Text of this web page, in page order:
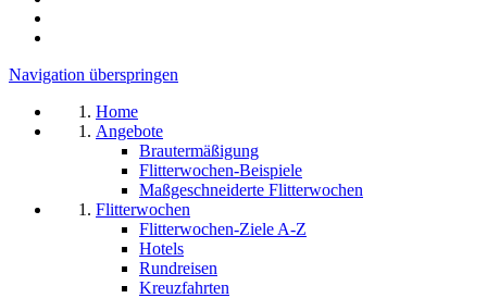
Navigation überspringen
Home
Angebote
Brautermäßigung
Flitterwochen-Beispiele
Maßgeschneiderte Flitterwochen
Flitterwochen
Flitterwochen-Ziele A-Z
Hotels
Rundreisen
Kreuzfahrten